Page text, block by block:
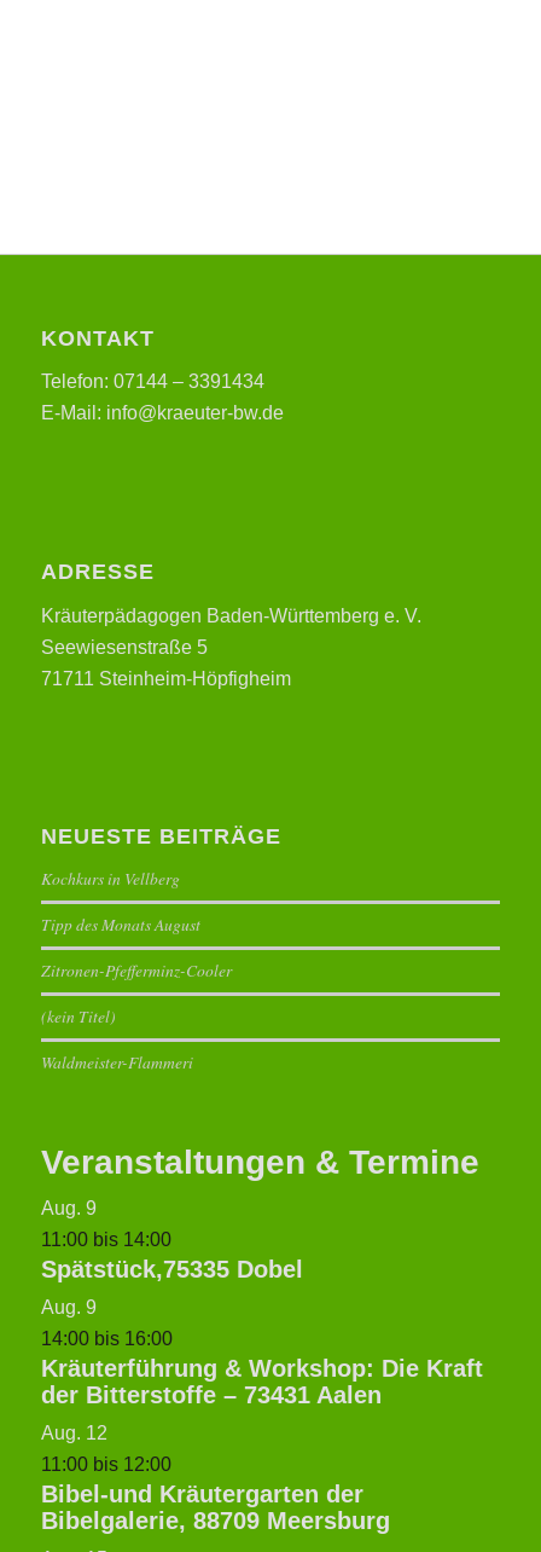
KONTAKT
Telefon: 07144 – 3391434
E-Mail: info@kraeuter-bw.de
ADRESSE
Kräuterpädagogen Baden-Württemberg e. V.
Seewiesenstraße 5
71711 Steinheim-Höpfigheim
NEUESTE BEITRÄGE
Kochkurs in Vellberg
Tipp des Monats August
Zitronen-Pfefferminz-Cooler
(kein Titel)
Waldmeister-Flammeri
Veranstaltungen & Termine
Aug. 9
11:00bis 14:00
Spätstück,75335 Dobel
Aug. 9
14:00bis 16:00
Kräuterführung & Workshop: Die Kraft
der Bitterstoffe – 73431 Aalen
Aug. 12
11:00bis 12:00
Bibel-und Kräutergarten der
Bibelgalerie, 88709 Meersburg